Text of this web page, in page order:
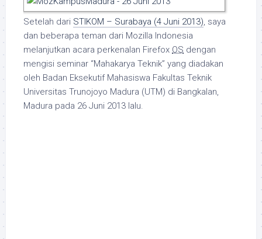
Setelah dari STIKOM – Surabaya (4 Juni 2013), saya
dan beberapa teman dari Mozilla Indonesia
melanjutkan acara perkenalan Firefox OS dengan
mengisi seminar “Mahakarya Teknik” yang diadakan
oleh Badan Eksekutif Mahasiswa Fakultas Teknik
Universitas Trunojoyo Madura (UTM) di Bangkalan,
Madura pada 26 Juni 2013 lalu.